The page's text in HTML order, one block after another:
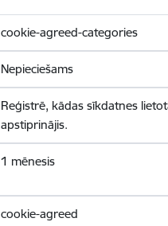
cookie-agreed-categories
Nepieciešams
Reģistrē, kādas sīkdatnes
apstiprinājis.
1 mēnesis
cookie-agreed